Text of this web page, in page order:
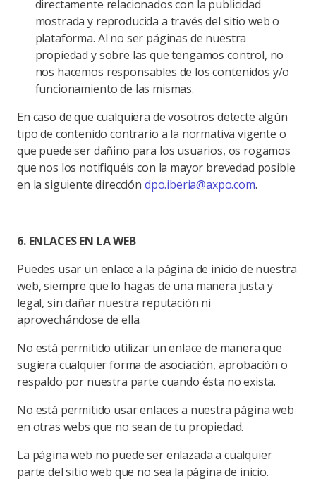
directamente relacionados con la publicidad
mostrada y reproducida a través del sitio web o
plataforma. Al no ser páginas de nuestra
propiedad y sobre las que tengamos control, no
nos hacemos responsables de los contenidos y/o
funcionamiento de las mismas.
En caso de que cualquiera de vosotros detecte algún
tipo de contenido contrario a la normativa vigente o
que puede ser dañino para los usuarios, os rogamos
que nos los notifiquéis con la mayor brevedad posible
en la siguiente dirección dpo.iberia@axpo.com.
6. ENLACES EN LA WEB
Puedes usar un enlace a la página de inicio de nuestra
web, siempre que lo hagas de una manera justa y
legal, sin dañar nuestra reputación ni
aprovechándose de ella.
No está permitido utilizar un enlace de manera que
sugiera cualquier forma de asociación, aprobación o
respaldo por nuestra parte cuando ésta no exista.
No está permitido usar enlaces a nuestra página web
en otras webs que no sean de tu propiedad.
La página web no puede ser enlazada a cualquier
parte del sitio web que no sea la página de inicio.